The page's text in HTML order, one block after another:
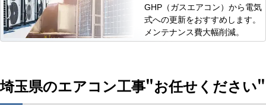
GHP（ガスエアコン）から電気
式への更新をおすすめします。
メンテナンス費大幅削減。
埼玉県のエアコン工事"お任せください"